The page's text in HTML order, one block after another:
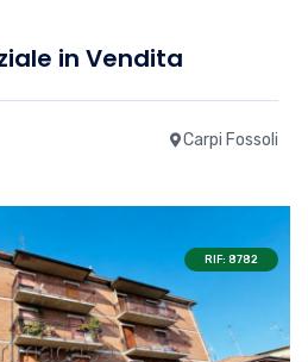
in Vendita
Carpi Fossoli
RIF: 8782